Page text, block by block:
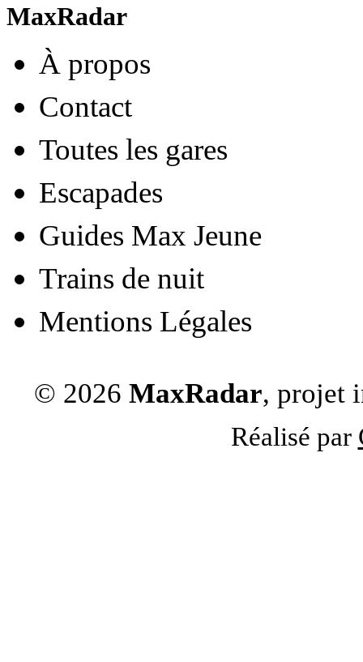
MaxRadar
À propos
Contact
Toutes les gares
Escapades
Guides Max Jeune
Trains de nuit
Mentions Légales
© 2026 MaxRadar, projet
Réalisé par